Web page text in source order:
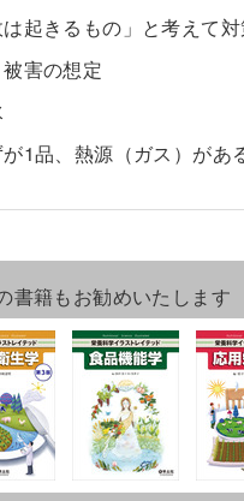
は起きるもの」と考えて
害の想定
1品、熱源（ガス）があ
書籍もお勧めいたします